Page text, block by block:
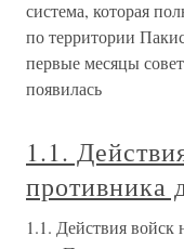
система, которая
по территории
первые месяцы
появилась
1.1.
противника
1.1. Действия войск